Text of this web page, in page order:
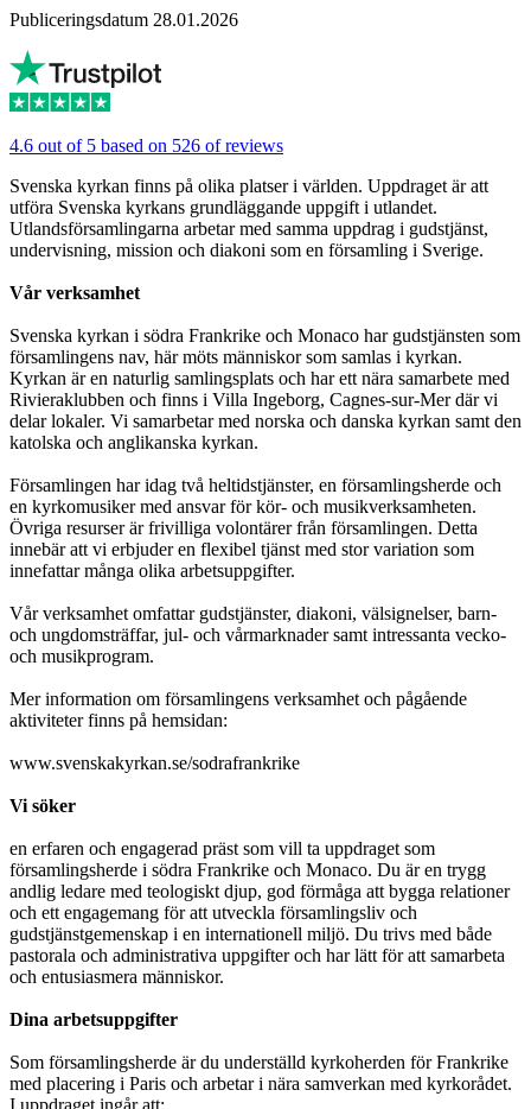
Publiceringsdatum 28.01.2026
4.6 out of 5 based on 526 of reviews
Svenska kyrkan finns på olika platser i världen. Uppdraget är att
utföra Svenska kyrkans grundläggande uppgift i utlandet.
Utlandsförsamlingarna arbetar med samma uppdrag i gudstjänst,
undervisning, mission och diakoni som en församling i Sverige.
Vår verksamhet
Svenska kyrkan i södra Frankrike och Monaco har gudstjänsten som
församlingens nav, här möts människor som samlas i kyrkan.
Kyrkan är en naturlig samlingsplats och har ett nära samarbete med
Rivieraklubben och finns i Villa Ingeborg, Cagnes-sur-Mer där vi
delar lokaler. Vi samarbetar med norska och danska kyrkan samt den
katolska och anglikanska kyrkan.
Församlingen har idag två heltidstjänster, en församlingsherde och
en kyrkomusiker med ansvar för kör- och musikverksamheten.
Övriga resurser är frivilliga volontärer från församlingen. Detta
innebär att vi erbjuder en flexibel tjänst med stor variation som
innefattar många olika arbetsuppgifter.
Vår verksamhet omfattar gudstjänster, diakoni, välsignelser, barn-
och ungdomsträffar, jul- och vårmarknader samt intressanta vecko-
och musikprogram.
Mer information om församlingens verksamhet och pågående
aktiviteter finns på hemsidan:
www.svenskakyrkan.se/sodrafrankrike
Vi söker
en erfaren och engagerad präst som vill ta uppdraget som
församlingsherde i södra Frankrike och Monaco. Du är en trygg
andlig ledare med teologiskt djup, god förmåga att bygga relationer
och ett engagemang för att utveckla församlingsliv och
gudstjänstgemenskap i en internationell miljö. Du trivs med både
pastorala och administrativa uppgifter och har lätt för att samarbeta
och entusiasmera människor.
Dina arbetsuppgifter
Som församlingsherde är du underställd kyrkoherden för Frankrike
med placering i Paris och arbetar i nära samverkan med kyrkorådet.